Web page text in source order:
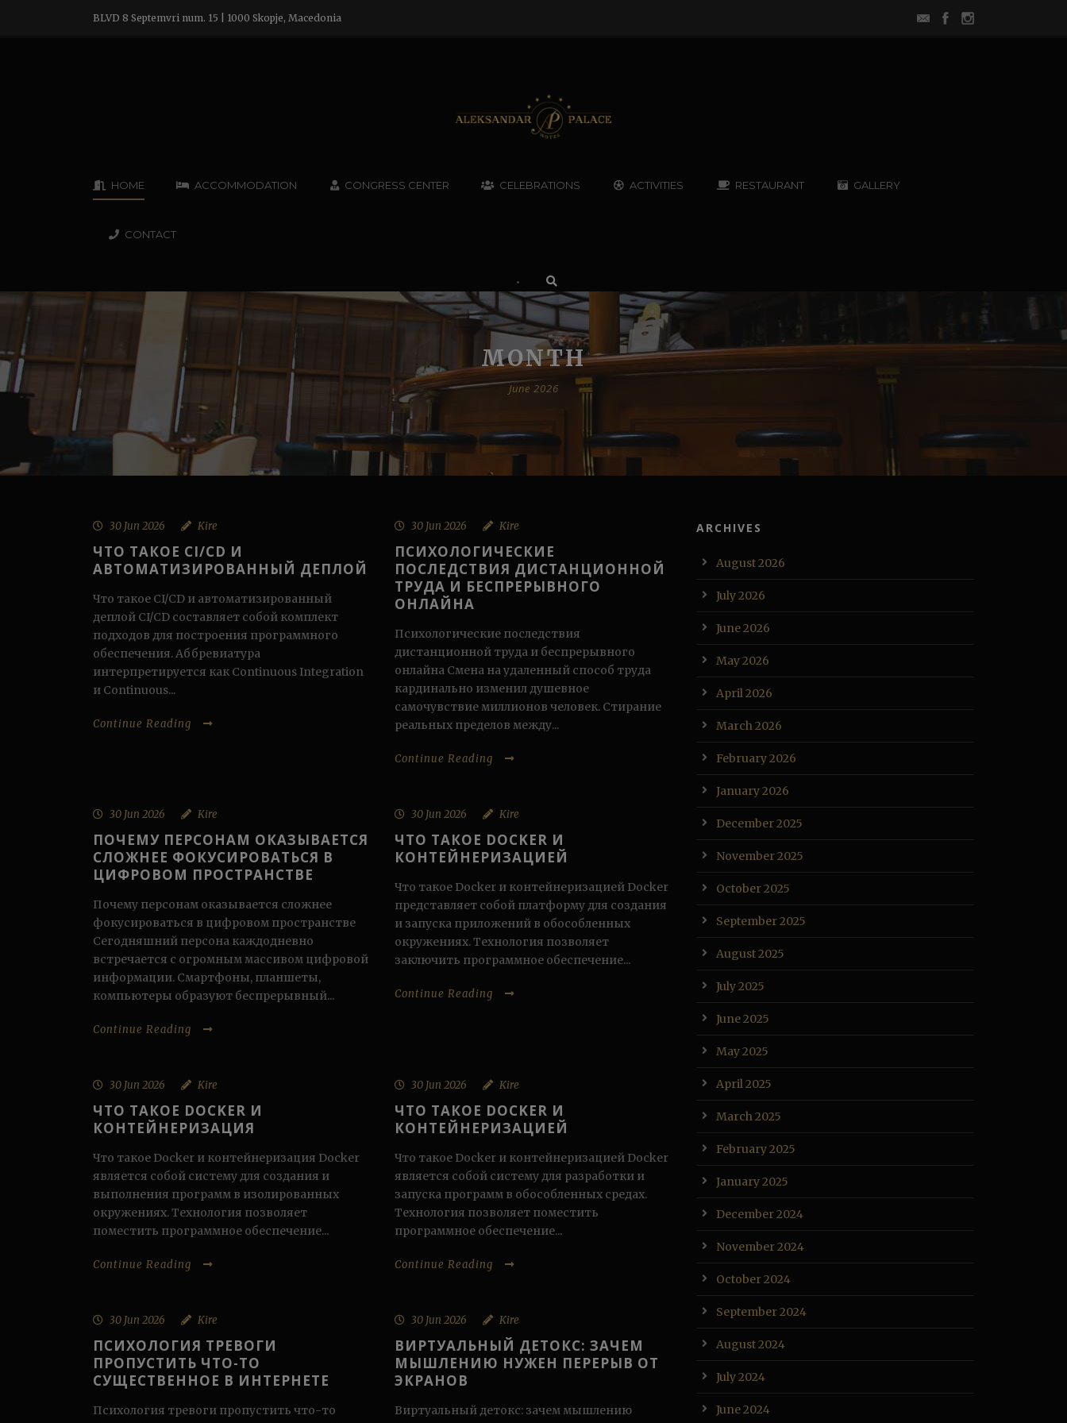
BLVD 8 Septemvri num. 15 | 1000 Skopje, Macedonia
HOME ACCOMMODATION CONGRESS CENTER CELEBRATIONS ACTIVITIES RESTAURANT GALLERY
CONTACT
•
MONTH
June 2026
30 Jun 2026 Kire
ЧТО ТАКОЕ CI/CD И
АВТОМАТИЗИРОВАННЫЙ ДЕПЛОЙ
Что такое CI/CD и автоматизированный
деплой CI/CD составляет собой комплект
подходов для построения программного
обеспечения. Аббревиатура
интерпретируется как Continuous Integration
и Continuous...
Continue Reading
30 Jun 2026 Kire
ПСИХОЛОГИЧЕСКИЕ
ПОСЛЕДСТВИЯ ДИСТАНЦИОННОЙ
ТРУДА И БЕСПРЕРЫВНОГО
ОНЛАЙНА
Психологические последствия
дистанционной труда и беспрерывного
онлайна Смена на удаленный способ труда
кардинально изменил душевное
самочувствие миллионов человек. Стирание
реальных пределов между...
Continue Reading
30 Jun 2026 Kire
ПОЧЕМУ ПЕРСОНАМ ОКАЗЫВАЕТСЯ
СЛОЖНЕЕ ФОКУСИРОВАТЬСЯ В
ЦИФРОВОМ ПРОСТРАНСТВЕ
Почему персонам оказывается сложнее
фокусироваться в цифровом пространстве
Сегодняшний персона каждодневно
встречается с огромным массивом цифровой
информации. Смартфоны, планшеты,
компьютеры образуют беспрерывный...
Continue Reading
30 Jun 2026 Kire
ЧТО ТАКОЕ DOCKER И
КОНТЕЙНЕРИЗАЦИЕЙ
Что такое Docker и контейнеризацией Docker
представляет собой платформу для создания
и запуска приложений в обособленных
окружениях. Технология позволяет
заключить программное обеспечение...
Continue Reading
30 Jun 2026 Kire
ЧТО ТАКОЕ DOCKER И
КОНТЕЙНЕРИЗАЦИЯ
Что такое Docker и контейнеризация Docker
является собой систему для создания и
выполнения программ в изолированных
окружениях. Технология позволяет
поместить программное обеспечение...
Continue Reading
30 Jun 2026 Kire
ЧТО ТАКОЕ DOCKER И
КОНТЕЙНЕРИЗАЦИЕЙ
Что такое Docker и контейнеризацией Docker
является собой систему для разработки и
запуска программ в обособленных средах.
Технология позволяет поместить
программное обеспечение...
Continue Reading
30 Jun 2026 Kire
ПСИХОЛОГИЯ ТРЕВОГИ
ПРОПУСТИТЬ ЧТО-ТО
СУЩЕСТВЕННОЕ В ИНТЕРНЕТЕ
Психология тревоги пропустить что-то
30 Jun 2026 Kire
ВИРТУАЛЬНЫЙ ДЕТОКС: ЗАЧЕМ
МЫШЛЕНИЮ НУЖЕН ПЕРЕРЫВ ОТ
ЭКРАНОВ
Виртуальный детокс: зачем мышлению
ARCHIVES
August 2026
July 2026
June 2026
May 2026
April 2026
March 2026
February 2026
January 2026
December 2025
November 2025
October 2025
September 2025
August 2025
July 2025
June 2025
May 2025
April 2025
March 2025
February 2025
January 2025
December 2024
November 2024
October 2024
September 2024
August 2024
July 2024
June 2024